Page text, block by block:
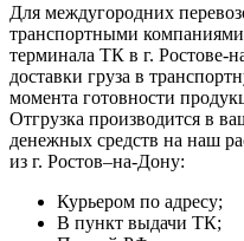
Для междугородних
транспортными
терминала ТК в г. Ростове-
доставки груза в
момента готовности
Отгрузка производится в
денежных средств на наш
из г. Ростов–на-Дону:
Курьером по адресу;
В пункт выдачи ТК;